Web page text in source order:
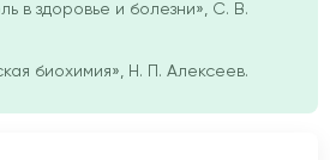
в здоровье и болезни», С. В.
биохимия», Н. П. Алексеев.